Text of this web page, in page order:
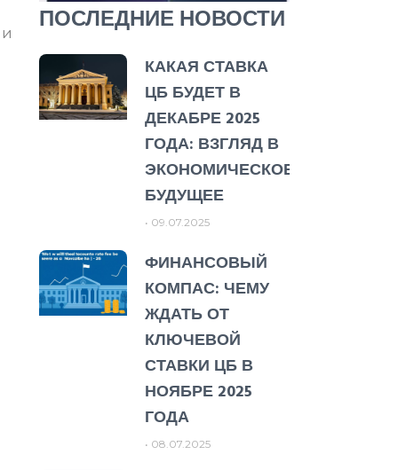
ПОСЛЕДНИЕ НОВОСТИ
КАКАЯ СТАВКА
ЦБ БУДЕТ В
ДЕКАБРЕ 2025
ГОДА: ВЗГЛЯД В
ЭКОНОМИЧЕСКОЕ
БУДУЩЕЕ
09.07.2025
ФИНАНСОВЫЙ
КОМПАС: ЧЕМУ
ЖДАТЬ ОТ
КЛЮЧЕВОЙ
СТАВКИ ЦБ В
НОЯБРЕ 2025
ГОДА
08.07.2025